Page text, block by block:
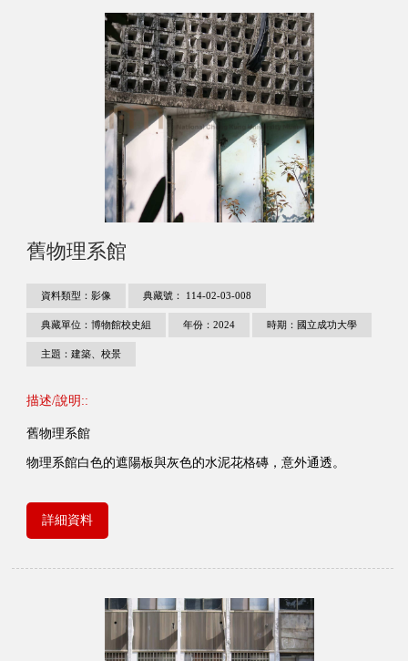
舊物理系館
資料類型：影像 典藏號： 114-02-03-008
典藏單位：博物館校史組 年份：2024 時期：國立成功大學
主題：建築、校景
描述/說明::
舊物理系館
物理系館白色的遮陽板與灰色的水泥花格磚，意外通透。
詳細資料